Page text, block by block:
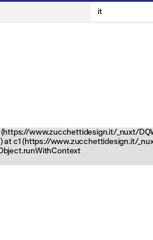
it
www.zucchettidesign.it/_nuxt/
c1 (https://www.zucchettidesign.it/